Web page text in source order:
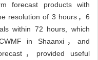
forecast products with
resolution of 3 hours，6
within 72 hours, which
in Shaanxi，and
，provided useful